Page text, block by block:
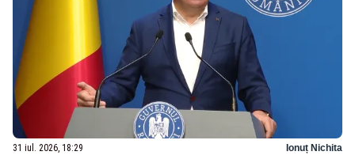
31 iul. 2026, 18:29 Ionuț Nichita